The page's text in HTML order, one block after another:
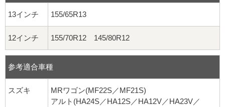
13インチ 155/65R13
12インチ 155/70R12 145/80R12
参考適合車種
スズキ
MRワゴン(MF22S／MF21S)
アルト(HA24S／HA12S／HA12V／HA23V／